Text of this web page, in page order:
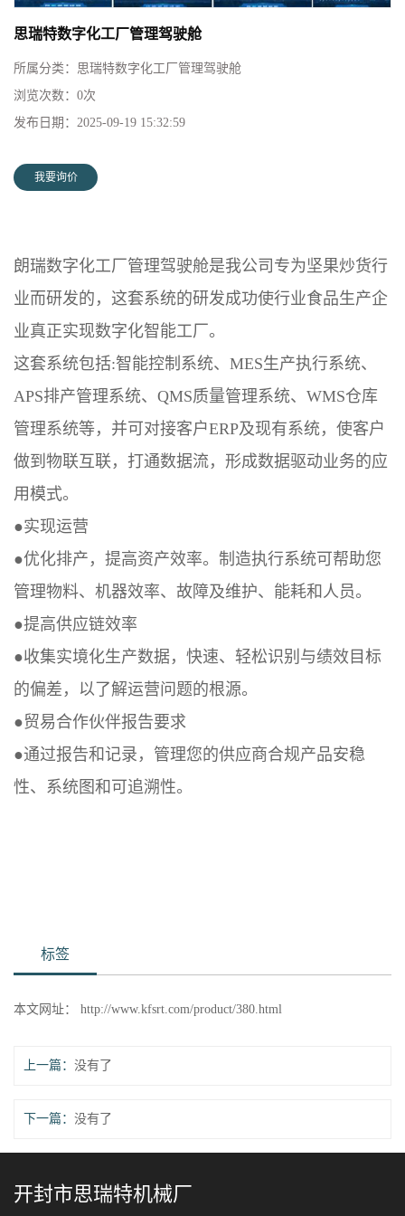
思瑞特数字化工厂管理驾驶舱
所属分类： 思瑞特数字化工厂管理驾驶舱
浏览次数： 0次
发布日期： 2025-09-19 15:32:59
我要询价
朗瑞数字化工厂管理驾驶舱是我公司专为坚果炒货行
业而研发的，这套系统的研发成功使行业食品生产企
业真正实现数字化智能工厂。
这套系统包括:智能控制系统、MES生产执行系统、
APS排产管理系统、QMS质量管理系统、WMS仓库
管理系统等，并可对接客户ERP及现有系统，使客户
做到物联互联，打通数据流，形成数据驱动业务的应
用模式。
●实现运营
●优化排产，提高资产效率。制造执行系统可帮助您
管理物料、机器效率、故障及维护、能耗和人员。
●提高供应链效率
●收集实境化生产数据，快速、轻松识别与绩效目标
的偏差，以了解运营问题的根源。
●贸易合作伙伴报告要求
●通过报告和记录，管理您的供应商合规产品安稳
性、系统图和可追溯性。
标签
本文网址： http://www.kfsrt.com/product/380.html
上一篇： 没有了
下一篇： 没有了
开封市思瑞特机械厂